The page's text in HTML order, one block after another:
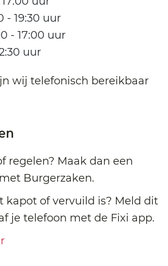
- 19:30 uur
- 17:00 uur
uur
wij telefonisch bereikbaar
regelen? Maak dan een
met Burgerzaken.
kapot of vervuild is? Meld dit
je telefoon met de Fixi app.